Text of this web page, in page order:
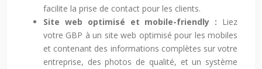
facilite la prise de contact pour les clients.
Site web optimisé et mobile-friendly : Liez
votre GBP à un site web optimisé pour les mobiles
et contenant des informations complètes sur votre
entreprise, des photos de qualité, et un système